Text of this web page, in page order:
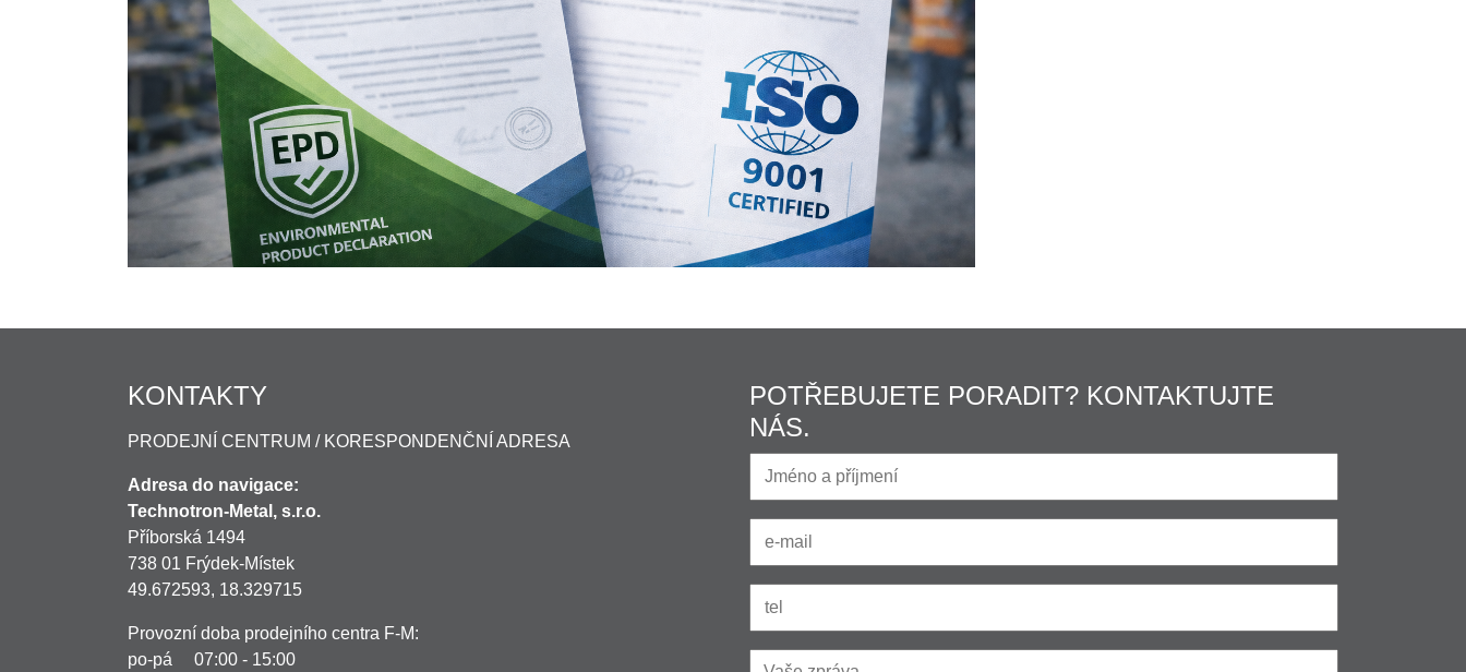
KONTAKTY
PRODEJNÍ CENTRUM / KORESPONDENČNÍ ADRESA
Adresa do navigace:
Technotron-Metal, s.r.o.
Příborská 1494
738 01 Frýdek-Místek
49.672593, 18.329715
Provozní doba prodejního centra F-M:
po-pá 07:00 - 15:00
POTŘEBUJETE PORADIT? KONTAKTUJTE
NÁS.